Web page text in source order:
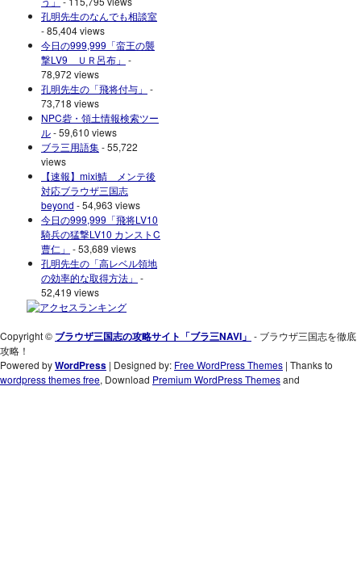
孔明先生のなんでも相談室
- 85,404 views
今日の999,999「蛮王の襲
撃LV9 ＵＲ呂布」 -
78,972 views
孔明先生の「飛将付与」 -
73,718 views
NPC砦・領土情報検索ツー
ル- 59,610 views
ブラ三用語集- 55,722
views
【速報】mixi鯖 メンテ後
対応ブラウザ三国志
beyond - 54,963 views
今日の999,999「飛将LV10
騎兵の猛撃LV10 カンストC
曹仁」 - 53,689 views
孔明先生の「高レベル領地
の効率的な取得方法」 -
52,419 views
Copyright © ブラウザ三国志の攻略サイト「ブラ三NAVI」 - ブラウザ三国志を徹底
攻略！
Powered byWordPress | Designed by: Free WordPress Themes | Thanks to
wordpress themes free, Download Premium WordPress Themesand